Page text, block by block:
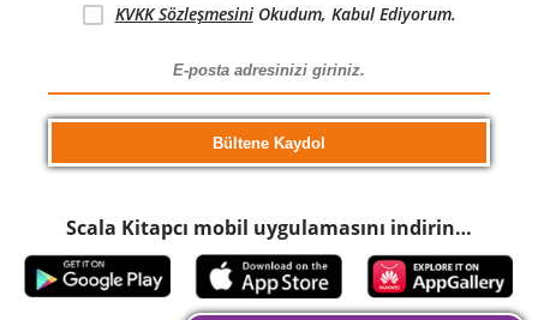
KVKK SözleşmesiniOkudum, Kabul Ediyorum.
Scala Kitapcı mobil uygulamasını indirin…